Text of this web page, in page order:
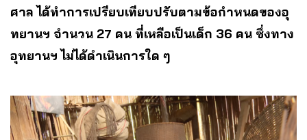
ศาล ได้ทำการเปรียบเทียบปรับตามข้อกำหนดของอุ
ทยานฯ จำนวน 27 คน ที่เหลือเป็นเด็ก 36 คน ซึ่งทาง
อุทยานฯ ไม่ได้ดำเนินการใด ๆ